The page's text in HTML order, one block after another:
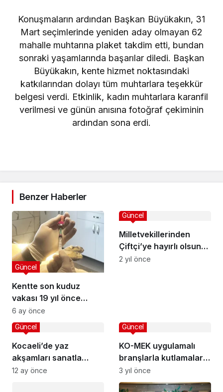
Konuşmaların ardından Başkan Büyükakın, 31
Mart seçimlerinde yeniden aday olmayan 62
mahalle muhtarına plaket takdim etti, bundan
sonraki yaşamlarında başarılar diledi. Başkan
Büyükakın, kente hizmet noktasındaki
katkılarından dolayı tüm muhtarlara teşekkür
belgesi verdi. Etkinlik, kadın muhtarlara karanfil
verilmesi ve günün anısına fotoğraf çekiminin
ardından sona erdi.
Benzer Haberler
Kentte son kuduz
vakası 19 yıl önce
görüldü
Güncel
6 ay önce
Milletvekillerinden
Çiftçi’ye hayırlı olsun
ziyareti
Güncel
2 yıl önce
Kocaeli’de yaz
akşamları sanatla
renklenecek
Güncel
12 ay önce
KO-MEK uygulamalı
branşlarla kutlamalara
renk kattı
Güncel
3 yıl önce